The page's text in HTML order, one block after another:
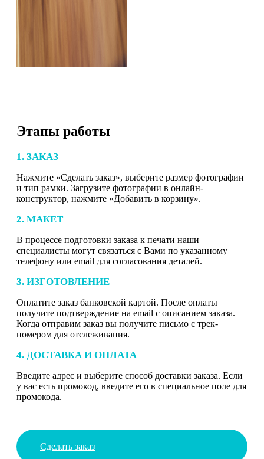
Этапы работы
1. ЗАКАЗ
Нажмите «Сделать заказ», выберите размер фотографии
и тип рамки. Загрузите фотографии в онлайн-
конструктор, нажмите «Добавить в корзину».
2. МАКЕТ
В процессе подготовки заказа к печати наши
специалисты могут связаться с Вами по указанному
телефону или email для согласования деталей.
3. ИЗГОТОВЛЕНИЕ
Оплатите заказ банковской картой. После оплаты
получите подтверждение на email с описанием заказа.
Когда отправим заказ вы получите письмо с трек-
номером для отслеживания.
4. ДОСТАВКА И ОПЛАТА
Введите адрес и выберите способ доставки заказа. Если
у вас есть промокод, введите его в специальное поле для
промокода.
Сделать заказ